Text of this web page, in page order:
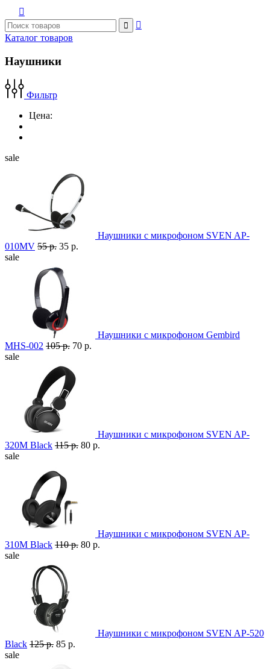



Каталог товаров
Наушники
Фильтр
Цена:
sale
Наушники с микрофоном SVEN AP-
010MV 55 р. 35 р.
sale
Наушники с микрофоном Gembird
MHS-002 105 р. 70 р.
sale
Наушники с микрофоном SVEN AP-
320M Black 115 р. 80 р.
sale
Наушники с микрофоном SVEN AP-
310M Black 110 р. 80 р.
sale
Наушники с микрофоном SVEN AP-520
Black 125 р. 85 р.
sale